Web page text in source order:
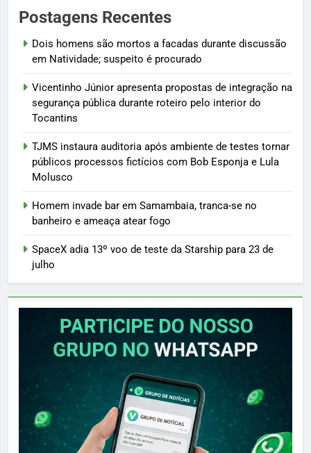
Postagens Recentes
Dois homens são mortos a facadas durante discussão
em Natividade; suspeito é procurado
Vicentinho Júnior apresenta propostas de integração na
segurança pública durante roteiro pelo interior do
Tocantins
TJMS instaura auditoria após ambiente de testes tornar
públicos processos fictícios com Bob Esponja e Lula
Molusco
Homem invade bar em Samambaia, tranca-se no
banheiro e ameaça atear fogo
SpaceX adia 13º voo de teste da Starship para 23 de
julho